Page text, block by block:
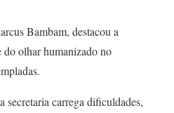
Bambam, destacou a
olhar humanizado no
secretaria carrega dificuldades,